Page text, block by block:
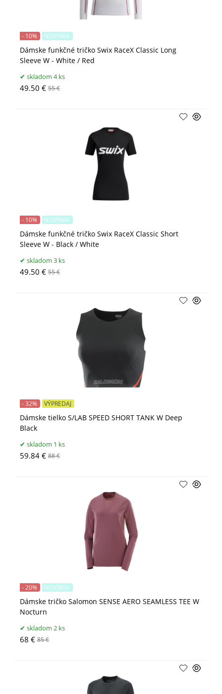
Dámske funkčné tričko Swix RaceX Classic Long
Sleeve W - White / Red
- 10% NOVINKA
skladom 4 ks
49.50 € 55 €
Dámske funkčné tričko Swix RaceX Classic Short
Sleeve W - Black / White
- 10% NOVINKA
skladom 3 ks
49.50 € 55 €
Dámske tielko S/LAB SPEED SHORT TANK W Deep
Black
- 32% VÝPREDAJ
skladom 1 ks
59.84 € 88 €
Dámske tričko Salomon SENSE AERO SEAMLESS TEE W
Nocturn
- 20% NOVINKA
skladom 2 ks
68 € 85 €